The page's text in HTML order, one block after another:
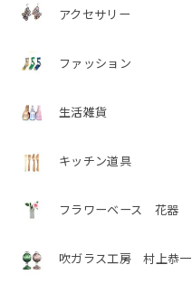
アクセサリー
ファッション
生活雑貨
キッチン道具
フラワーベース 花器
吹ガラス工房 村上恭一